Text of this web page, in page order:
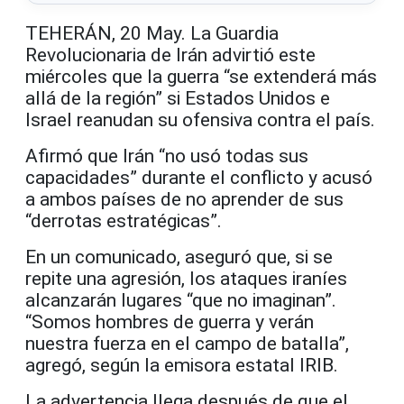
TEHERÁN, 20 May. La Guardia
Revolucionaria de Irán advirtió este
miércoles que la guerra “se extenderá más
allá de la región” si Estados Unidos e
Israel reanudan su ofensiva contra el país.
Afirmó que Irán “no usó todas sus
capacidades” durante el conflicto y acusó
a ambos países de no aprender de sus
“derrotas estratégicas”.
En un comunicado, aseguró que, si se
repite una agresión, los ataques iraníes
alcanzarán lugares “que no imaginan”.
“Somos hombres de guerra y verán
nuestra fuerza en el campo de batalla”,
agregó, según la emisora estatal IRIB.